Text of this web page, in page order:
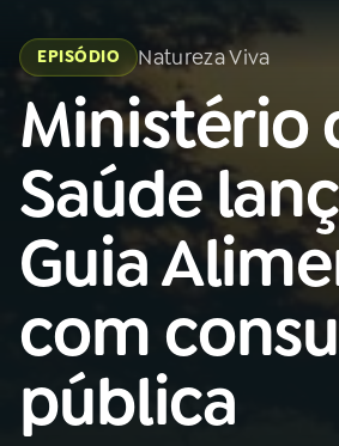
Buscar
na
Rádio
Nacional
AO VIVO
01INÍCIO
02 A RÁDIO
PROGRAMAÇÃO
na
Rádio
Nacional
EPISÓDIO Natureza Viva
Ministério
Saúde
Guia
com
pública